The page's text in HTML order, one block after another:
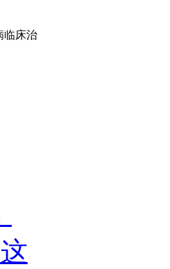
床治
年毕业